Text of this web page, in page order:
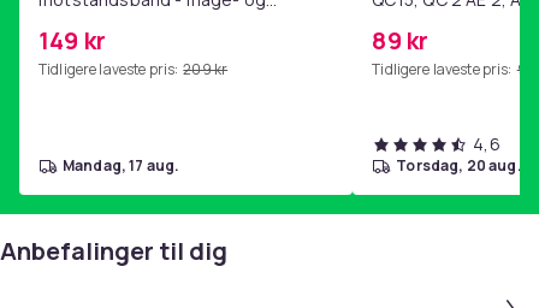
hjemmegymnastikk Purple
149 kr
Tidligere laveste pris: 209 kr
mandag, 17 aug.
89 kr
Tidligere laveste pris: 99
4,6
torsdag, 20 aug.
Anbefalinger til dig